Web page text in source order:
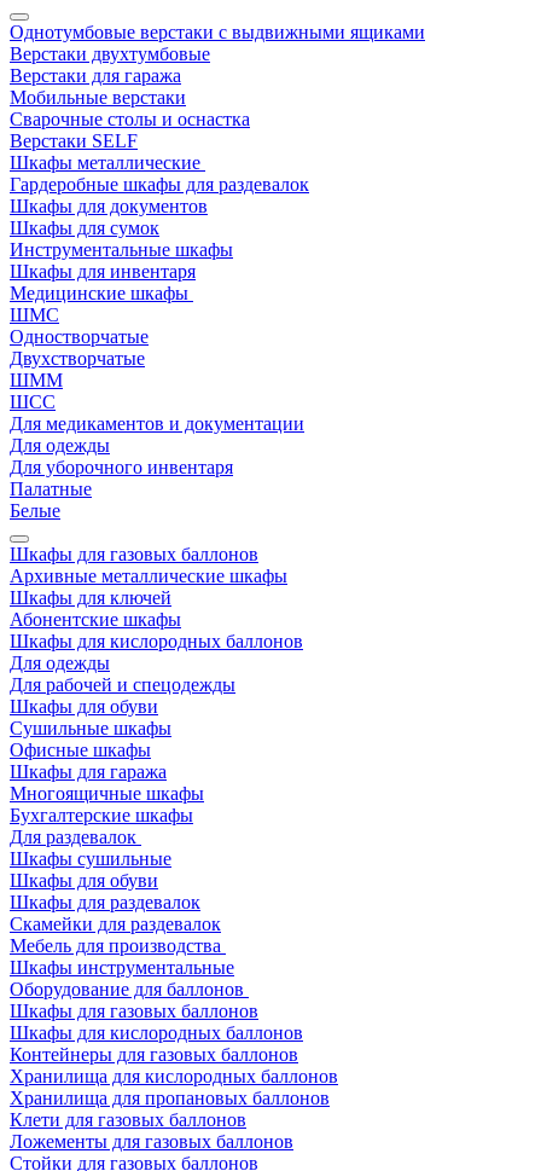
Однотумбовые верстаки с выдвижными ящиками
Верстаки двухтумбовые
Верстаки для гаража
Мобильные верстаки
Сварочные столы и оснастка
Верстаки SELF
Шкафы металлические
Гардеробные шкафы для раздевалок
Шкафы для документов
Шкафы для сумок
Инструментальные шкафы
Шкафы для инвентаря
Медицинские шкафы
ШМС
Одностворчатые
Двухстворчатые
ШММ
ШСС
Для медикаментов и документации
Для одежды
Для уборочного инвентаря
Палатные
Белые
Шкафы для газовых баллонов
Архивные металлические шкафы
Шкафы для ключей
Абонентские шкафы
Шкафы для кислородных баллонов
Для одежды
Для рабочей и спецодежды
Шкафы для обуви
Сушильные шкафы
Офисные шкафы
Шкафы для гаража
Многоящичные шкафы
Бухгалтерские шкафы
Для раздевалок
Шкафы сушильные
Шкафы для обуви
Шкафы для раздевалок
Скамейки для раздевалок
Мебель для производства
Шкафы инструментальные
Оборудование для баллонов
Шкафы для газовых баллонов
Шкафы для кислородных баллонов
Контейнеры для газовых баллонов
Хранилища для кислородных баллонов
Хранилища для пропановых баллонов
Клети для газовых баллонов
Ложементы для газовых баллонов
Стойки для газовых баллонов